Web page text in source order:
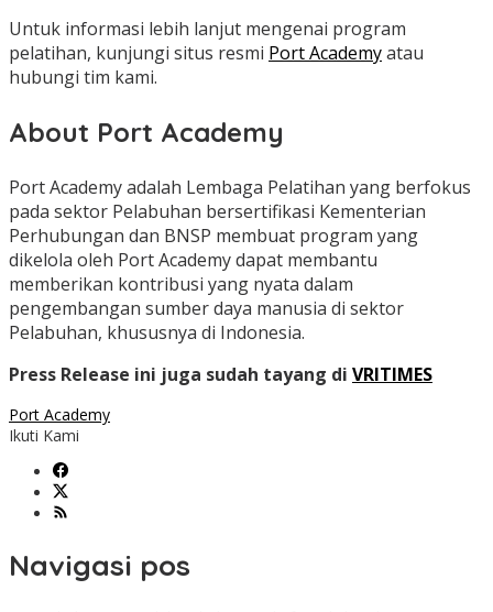
Untuk informasi lebih lanjut mengenai program
pelatihan, kunjungi situs resmi Port Academyatau
hubungi tim kami.
About Port Academy
Port Academy adalah Lembaga Pelatihan yang berfokus
pada sektor Pelabuhan bersertifikasi Kementerian
Perhubungan dan BNSP membuat program yang
dikelola oleh Port Academy dapat membantu
memberikan kontribusi yang nyata dalam
pengembangan sumber daya manusia di sektor
Pelabuhan, khususnya di Indonesia.
Press Release ini juga sudah tayang di VRITIMES
Port Academy
Ikuti Kami
Navigasi pos